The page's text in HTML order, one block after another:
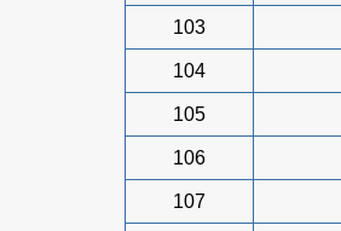
103
104
105
106
107